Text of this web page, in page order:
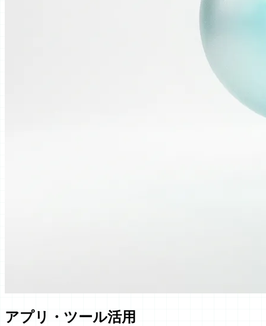
アプリ・ツール活用